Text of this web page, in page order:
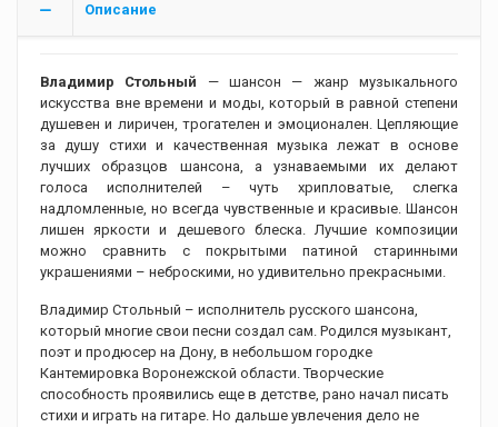
Описание
Владимир Стольный — шансон — жанр музыкального
искусства вне времени и моды, который в равной степени
душевен и лиричен, трогателен и эмоционален. Цепляющие
за душу стихи и качественная музыка лежат в основе
лучших образцов шансона, а узнаваемыми их делают
голоса исполнителей – чуть хрипловатые, слегка
надломленные, но всегда чувственные и красивые. Шансон
лишен яркости и дешевого блеска. Лучшие композиции
можно сравнить с покрытыми патиной старинными
украшениями – неброскими, но удивительно прекрасными.
Владимир Стольный – исполнитель русского шансона,
который многие свои песни создал сам. Родился музыкант,
поэт и продюсер на Дону, в небольшом городке
Кантемировка Воронежской области. Творческие
способность проявились еще в детстве, рано начал писать
стихи и играть на гитаре. Но дальше увлечения дело не